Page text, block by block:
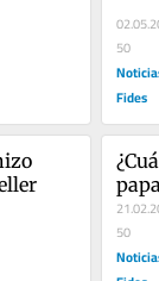
50
Fides
50